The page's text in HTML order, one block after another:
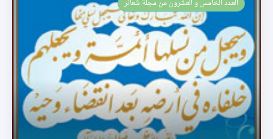
العـدد الخامس و العشرون من مجلة شعائر